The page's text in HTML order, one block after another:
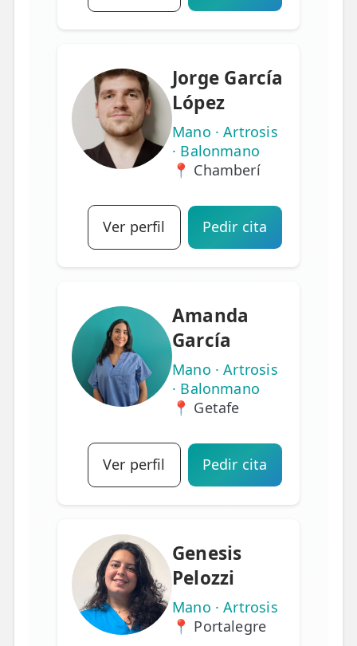
Jorge García
López
Mano · Artrosis
· Balonmano
📍 Chamberí
Ver perfil Pedir cita
Amanda
García
Mano · Artrosis
· Balonmano
📍 Getafe
Ver perfil Pedir cita
Genesis
Pelozzi
Mano · Artrosis
📍 Portalegre